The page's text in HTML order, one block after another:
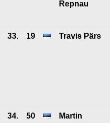
Repnau
33. 19 Travis Pärs
34. 50
Martin